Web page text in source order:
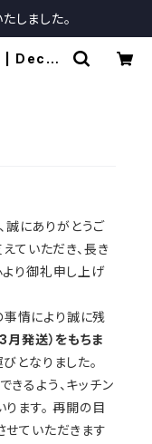
しました。
| Decop
誠にありがとうご
ていただき、長き
より御礼申し上げ
事情により誠に残
発送）をもちま
となりました。
るよう、キッチン
ます。 再開の目
せていただきます